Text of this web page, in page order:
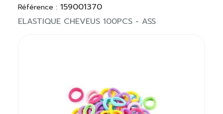
Référence : 159001370
ELASTIQUE CHEVEUS 100PCS - ASS